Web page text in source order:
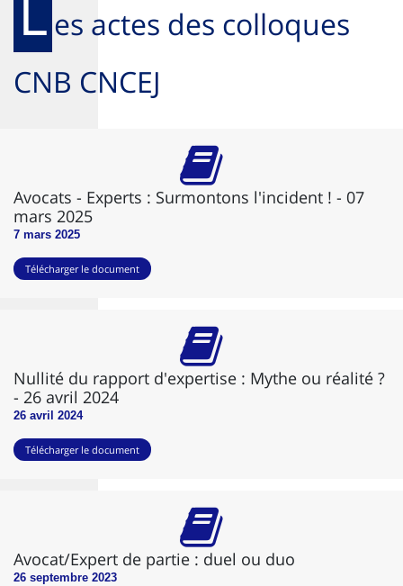
es actes des colloques
CNB CNCEJ
Avocats - Experts : Surmontons l'incident ! - 07
mars 2025
7 mars 2025
Télécharger le document
Nullité du rapport d'expertise : Mythe ou réalité ?
- 26 avril 2024
26 avril 2024
Télécharger le document
Avocat/Expert de partie : duel ou duo
26 septembre 2023